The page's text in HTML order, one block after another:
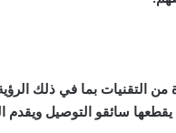
التقنيات بما في ذلك
سائقو التوصيل ويقدم